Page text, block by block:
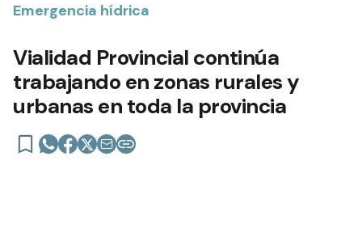
Emergencia hídrica
Vialidad Provincial continúa
trabajando en zonas rurales y
urbanas en toda la provincia